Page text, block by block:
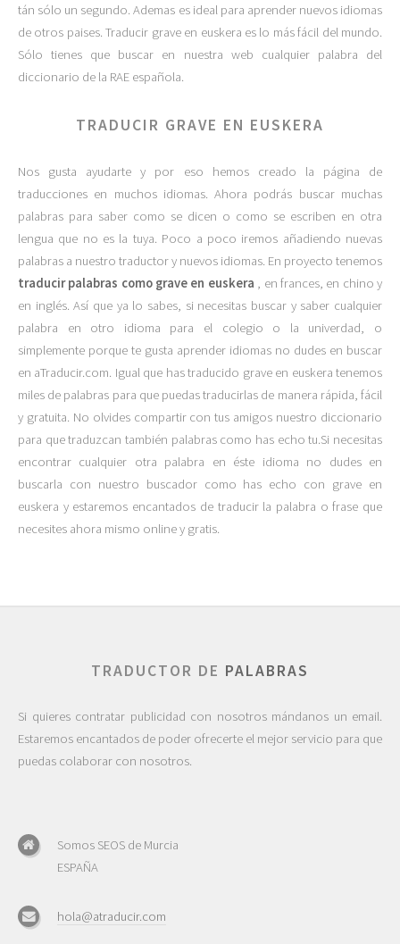
tán sólo un segundo. Ademas es ideal para aprender nuevos idiomas
de otros paises. Traducir grave en euskera es lo más fácil del mundo.
Sólo tienes que buscar en nuestra web cualquier palabra del
diccionario de la RAE española.
TRADUCIR GRAVE EN EUSKERA
Nos gusta ayudarte y por eso hemos creado la página de
traducciones en muchos idiomas. Ahora podrás buscar muchas
palabras para saber como se dicen o como se escriben en otra
lengua que no es la tuya. Poco a poco iremos añadiendo nuevas
palabras a nuestro traductor y nuevos idiomas. En proyecto tenemos
traducir palabras como grave en euskera
, en frances, en chino y
en inglés. Así que ya lo sabes, si necesitas buscar y saber cualquier
palabra en otro idioma para el colegio o la univerdad, o
simplemente porque te gusta aprender idiomas no dudes en buscar
en aTraducir.com. Igual que has traducido grave en euskera tenemos
miles de palabras para que puedas traducirlas de manera rápida, fácil
y gratuita. No olvides compartir con tus amigos nuestro diccionario
para que traduzcan también palabras como has echo tu.Si necesitas
encontrar cualquier otra palabra en éste idioma no dudes en
buscarla con nuestro buscador como has echo con grave en
euskera y estaremos encantados de traducir la palabra o frase que
necesites ahora mismo online y gratis.
TRADUCTOR DE PALABRAS
Si quieres contratar publicidad con nosotros mándanos un email.
Estaremos encantados de poder ofrecerte el mejor servicio para que
puedas colaborar con nosotros.
Somos SEOS de Murcia
ESPAÑA
hola@atraducir.com